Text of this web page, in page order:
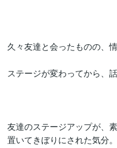
久々友達と会ったものの、
ステージが変わってから、
友達のステージアップが、
置いてきぼりにされた気分。